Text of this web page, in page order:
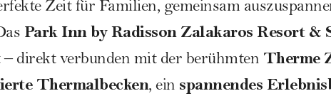
Zeit für Familien, gemeinsam
Park Inn by Radisson Zalakaros Resort &
direkt verbunden mit der berühmten Therme
Thermalbecken, ein spannendes